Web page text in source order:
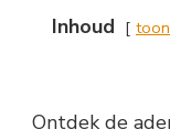
Inhoud toon
Ontdek de